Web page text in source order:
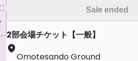
Sale ended
2部会場チケット【一般】
Omotesando Ground